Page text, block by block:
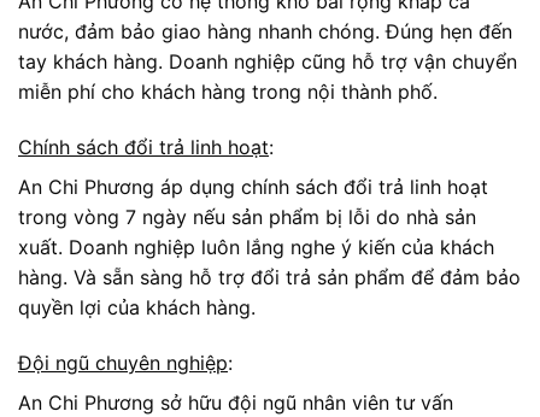
nước, đảm bảo giao hàng nhanh chóng. Đúng hẹn đến
tay khách hàng. Doanh nghiệp cũng hỗ trợ vận chuyển
miễn phí cho khách hàng trong nội thành phố.
Chính sách đổi trả linh hoạt:
An Chi Phương áp dụng chính sách đổi trả linh hoạt
trong vòng 7 ngày nếu sản phẩm bị lỗi do nhà sản
xuất. Doanh nghiệp luôn lắng nghe ý kiến của khách
hàng. Và sẵn sàng hỗ trợ đổi trả sản phẩm để đảm bảo
quyền lợi của khách hàng.
Đội ngũ chuyên nghiệp:
An Chi Phương sở hữu đội ngũ nhân viên tư vấn